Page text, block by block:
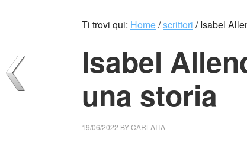
Ti trovi qui: Home/scrittori /Isabel
Isabel
una storia
19/06/2022 BYCARLAITA